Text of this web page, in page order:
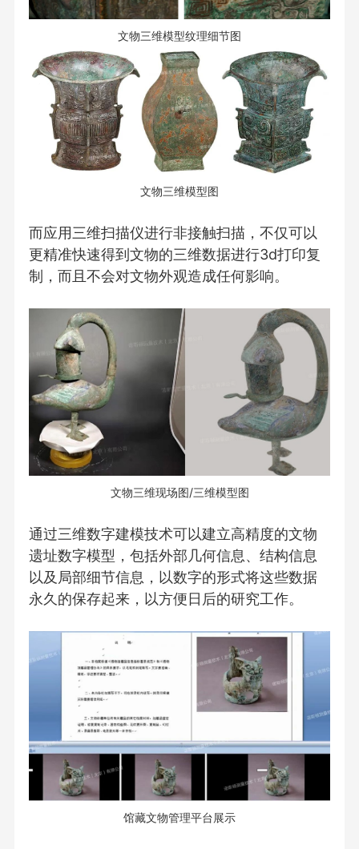
文物三维模型纹理细节图
文物三维模型图
而应用三维扫描仪进行非接触扫描，不仅可以
更精准快速得到文物的三维数据进行3d打印复
制，而且不会对文物外观造成任何影响。
文物三维现场图/三维模型图
通过三维数字建模技术可以建立高精度的文物
遗址数字模型，包括外部几何信息、结构信息
以及局部细节信息，以数字的形式将这些数据
永久的保存起来，以方便日后的研究工作。
馆藏文物管理平台展示